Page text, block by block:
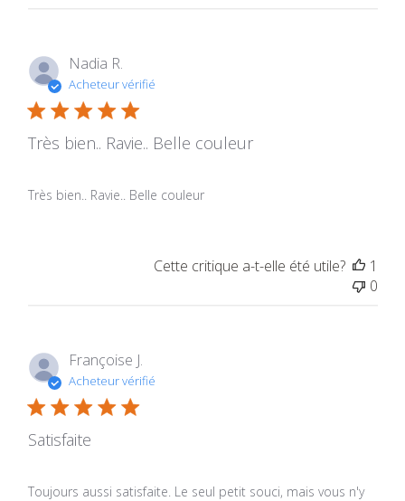
Nadia R.
Acheteur vérifié
Très bien.. Ravie.. Belle couleur
Très bien.. Ravie.. Belle couleur
Cette critique a-t-elle été utile?
1
0
Françoise J.
Acheteur vérifié
Satisfaite
Toujours aussi satisfaite. Le seul petit souci, mais vous n'y